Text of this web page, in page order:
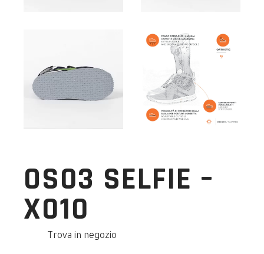
OS03 SELFIE –
X010
Trova in negozio